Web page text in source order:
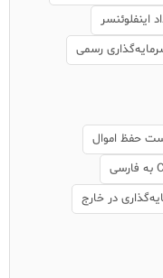
اینفلوئنسر
رسمی
حفظ اموال
در خارج